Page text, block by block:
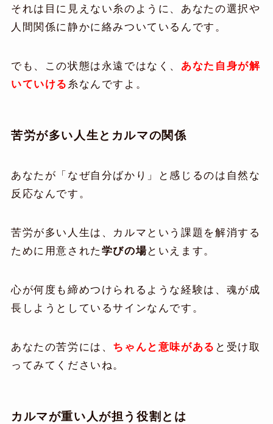
それは目に見えない糸のように、あなたの選択や
人間関係に静かに絡みついているんです。
でも、この状態は永遠ではなく、 あなた自身が解
いていける 糸なんですよ。
苦労が多い人生とカルマの関係
あなたが「なぜ自分ばかり」と感じるのは自然な
反応なんです。
苦労が多い人生は、カルマという課題を解消する
ために用意された 学びの場といえます。
心が何度も締めつけられるような経験は、魂が成
長しようとしているサインなんです。
あなたの苦労には、 ちゃんと意味がある と受け取
ってみてくださいね。
カルマが重い人が担う役割とは